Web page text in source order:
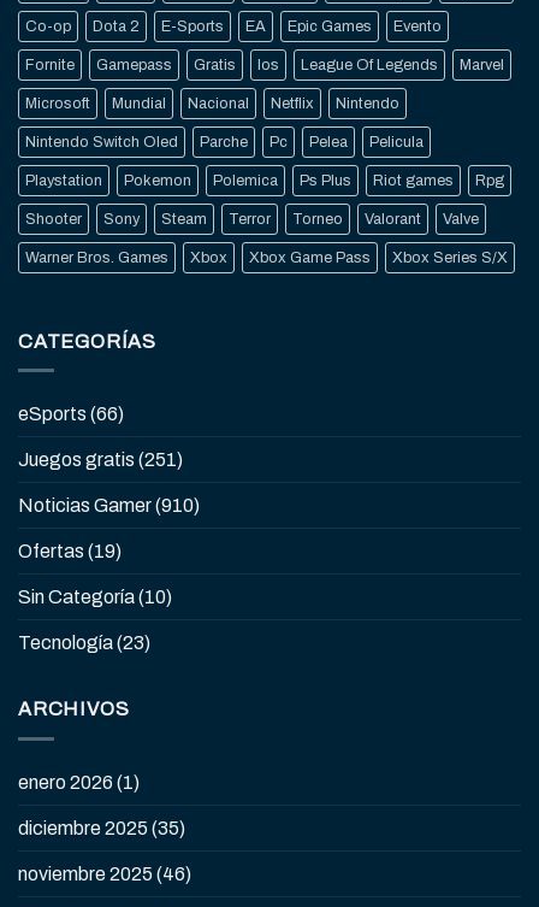
Co-op Dota 2 E-Sports EA Epic Games Evento
Fornite Gamepass Gratis Ios League Of Legends Marvel
Microsoft Mundial Nacional Netflix Nintendo
Nintendo Switch Oled Parche Pc Pelea Pelicula
Playstation Pokemon Polemica Ps Plus Riot games Rpg
Shooter Sony Steam Terror Torneo Valorant Valve
Warner Bros. Games Xbox Xbox Game Pass Xbox Series S/X
CATEGORÍAS
eSports (66)
Juegos gratis (251)
Noticias Gamer(910)
Ofertas (19)
Sin Categoría(10)
Tecnología(23)
ARCHIVOS
enero 2026 (1)
diciembre 2025 (35)
noviembre 2025 (46)